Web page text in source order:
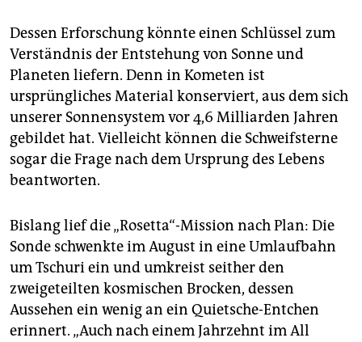
Dessen Erforschung könnte einen Schlüssel zum
Verständnis der Entstehung von Sonne und
Planeten liefern. Denn in Kometen ist
ursprüngliches Material konserviert, aus dem sich
unserer Sonnensystem vor 4,6 Milliarden Jahren
gebildet hat. Vielleicht können die Schweifsterne
sogar die Frage nach dem Ursprung des Lebens
beantworten.
Bislang lief die „Rosetta“-Mission nach Plan: Die
Sonde schwenkte im August in eine Umlaufbahn
um Tschuri ein und umkreist seither den
zweigeteilten kosmischen Brocken, dessen
Aussehen ein wenig an ein Quietsche-Entchen
erinnert. „Auch nach einem Jahrzehnt im All